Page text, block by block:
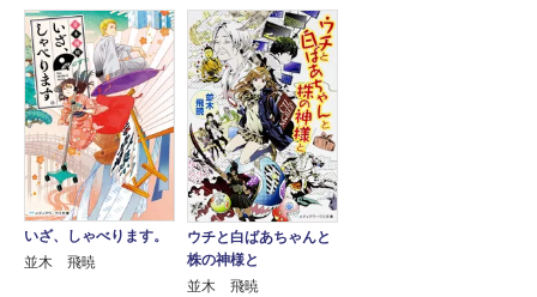
いざ、しゃべります。
並木 飛暁
ウチと白ばあちゃんと
株の神様と
並木 飛暁